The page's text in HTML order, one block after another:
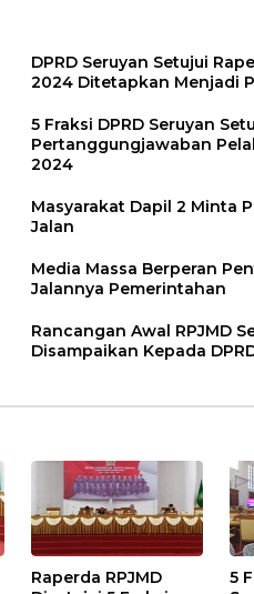
DPRD Seruyan Setujui
2024 Ditetapkan Menjadi
5 Fraksi DPRD Seruyan
Pertanggungjawaban
2024
Masyarakat Dapil 2 Minta
Jalan
Media Massa Berperan
Jalannya Pemerintahan
Rancangan Awal RPJMD
Disampaikan Kepada
Raperda RPJMD
5